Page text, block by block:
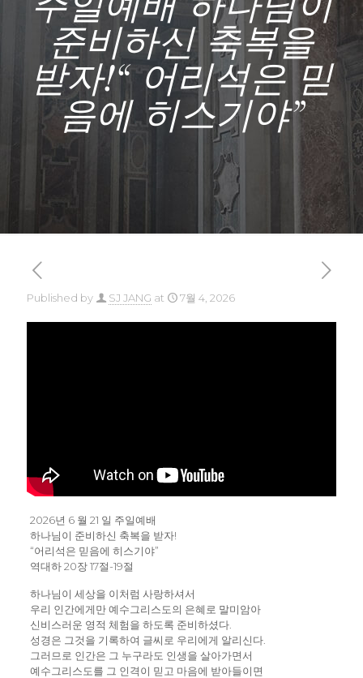
주일예배 하나님이
준비하신 축복을
받자!“ 어리석은 믿
음에 히스기야”
Published by SJ JANG at 7월 4, 2026
2026년 6 월 21 일 주일예배
하나님이 준비하신 축복을 받자!
“어리석은 믿음에 히스기야”
역대하 20장 17절-19절
하나님이 세상을 이처럼 사랑하셔서
우리 인간에게만 예수그리스도의 은혜로 말미암아
신비스러운 영적 체험을 하도록 준비하셨다.
성경은 그것을 기록하여 글씨로 우리에게 알리신다.
그러므로 인간은 그 누구라도 인생을 살아가면서
예수그리스도를 그 인격이 믿고 마음에 받아들이면